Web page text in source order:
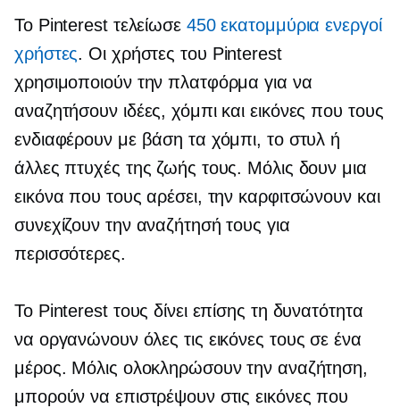
Το Pinterest τελείωσε 450 εκατομμύρια ενεργοί
χρήστες. Οι χρήστες του Pinterest
χρησιμοποιούν την πλατφόρμα για να
αναζητήσουν ιδέες, χόμπι και εικόνες που τους
ενδιαφέρουν με βάση τα χόμπι, το στυλ ή
άλλες πτυχές της ζωής τους. Μόλις δουν μια
εικόνα που τους αρέσει, την καρφιτσώνουν και
συνεχίζουν την αναζήτησή τους για
περισσότερες.
Το Pinterest τους δίνει επίσης τη δυνατότητα
να οργανώνουν όλες τις εικόνες τους σε ένα
μέρος. Μόλις ολοκληρώσουν την αναζήτηση,
μπορούν να επιστρέψουν στις εικόνες που